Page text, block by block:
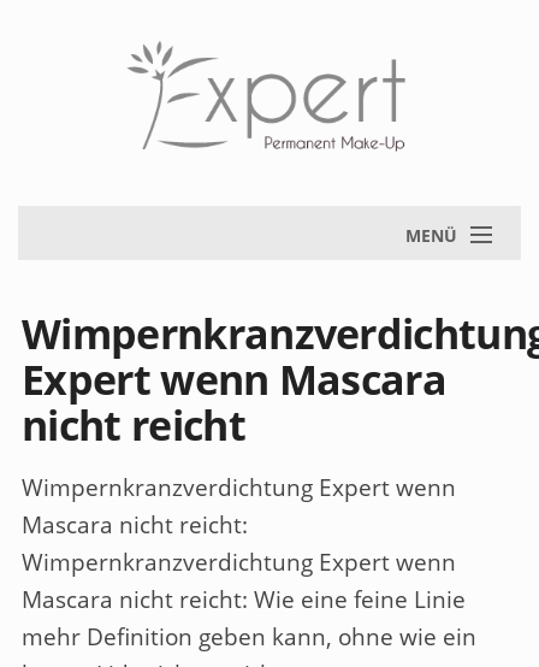
MENÜ
Expert wenn Mascara
nicht reicht
Wimpernkranzverdichtung Expert wenn
Mascara nicht reicht:
Wimpernkranzverdichtung Expert wenn
Mascara nicht reicht: Wie eine feine Linie
mehr Definition geben kann, ohne wie ein